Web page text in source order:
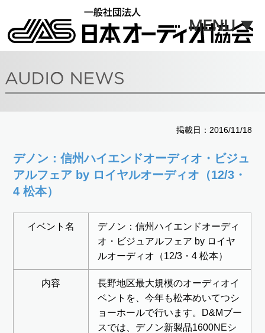
掲載日：2016/11/18
デノン：信州ハイエンドオーディオ・ビジュ
アルフェア by ロイヤルオーディオ（12/3・
4 松本）
イベント名
デノン：信州ハイエンドオーディ
オ・ビジュアルフェア by ロイヤ
ルオーディオ（12/3・4 松本）
内容
長野地区最大規模のオーディオイ
ベントを、今年も松本めいてつシ
ョーホールで行います。D&Mブー
スでは、デノン新製品1600NEシ